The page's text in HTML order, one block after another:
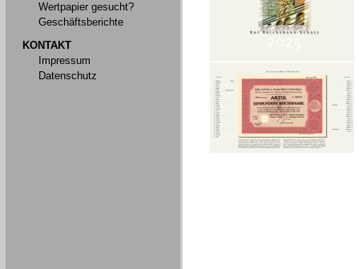
Wertpapier gesucht?
Geschäftsberichte
KONTAKT
Impressum
Datenschutz